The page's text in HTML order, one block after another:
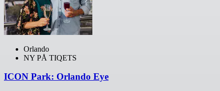
Orlando
NY PÅ TIQETS
ICON Park: Orlando Eye